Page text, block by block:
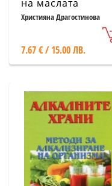
на маслата
Християна Драгостинова
7.67 € / 15.00 ЛВ.